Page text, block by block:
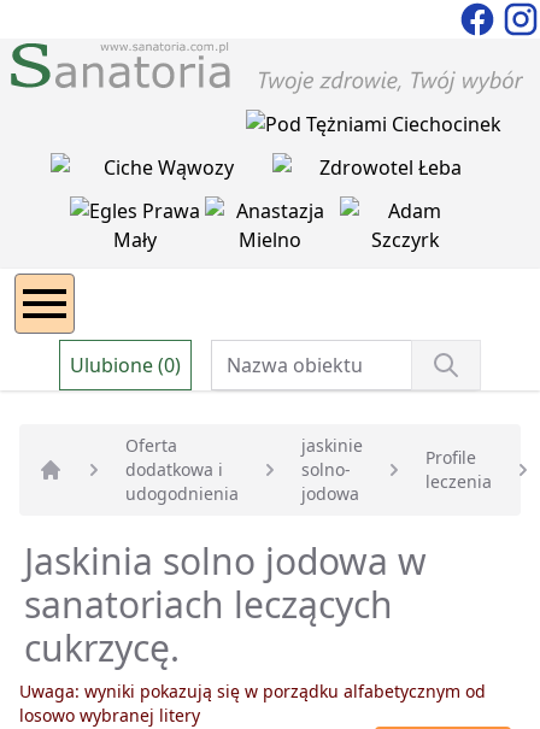
Ulubione (0)
Strona główna
Oferta
dodatkowa i
udogodnienia
jaskinie
solno-
jodowa
Profile
leczenia
Jaskinia solno jodowa w
sanatoriach leczących
cukrzycę.
Uwaga: wyniki pokazują się w porządku alfabetycznym od
losowo wybranej litery